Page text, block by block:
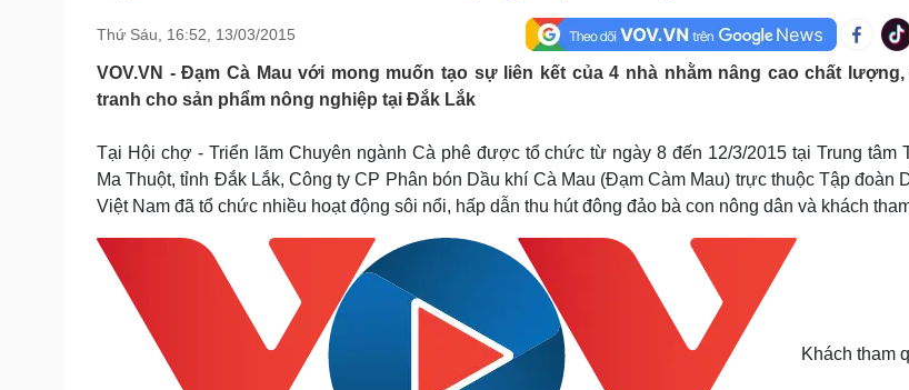
Pháp luật
Vụ án
Tư vấn luật
Quân sự - Quốc phòng
Vũ khí
Phân tích
Thể thao
Thế giới thể thao
eSports
Hậu trường
Ô tô - Xe máy
Tư vấn
Dinh dưỡng - món ngon
Cây thuốc
Sản phụ khoa
Nhi khoa
Nam khoa
Làm đẹp - giảm cân
Nhà đẹp
Blog
Tình yêu - Gia đình
Sân khấu - Điện ảnh
Văn học
Âm nhạc
Di sản
Nghệ sĩ
Thời trang
Thứ Sáu, 16:52, 13/03/2015
VOV.VN - Đạm Cà Mau với mong muốn tạo sự liên kết của 4 nhà nhằm nâng cao chất
tranh cho sản phẩm nông nghiệp tại Đắk Lắk
Tại Hội chợ - Triển lãm Chuyên ngành Cà phê được tổ chức từ ngày 8 đến 12/3/2015 tại Trung tâm
Ma Thuột, tỉnh Đắk Lắk, Công ty CP Phân bón Dầu khí Cà Mau (Đạm Càm Mau) trực thuộc Tập đoàn
Việt Nam đã tổ chức nhiều hoạt động sôi nổi, hấp dẫn thu hút đông đảo bà con nông dân và khách
Khách tham